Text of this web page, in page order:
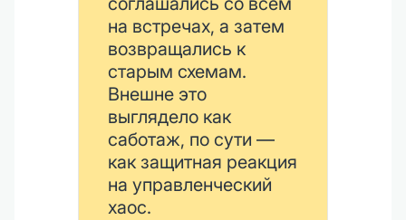
на встречах, а затем
возвращались к
старым схемам.
Внешне это
выглядело как
саботаж, по сути —
как защитная реакция
на управленческий
хаос.